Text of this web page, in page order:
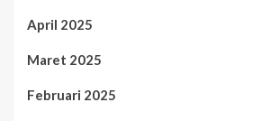
April 2025
Maret 2025
Februari 2025